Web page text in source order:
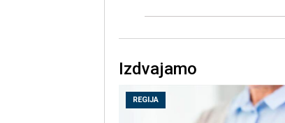
Izdvajamo
REGIJA